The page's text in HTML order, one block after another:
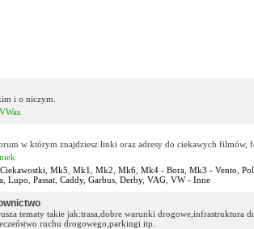
i o niczym.
w którym znajdziesz linki oraz adresy do ciekawych filmów,
Mk5 Mk1 Mk2 Mk6 Mk4 - Bora Mk3 - Vento
Lupo Passat Caddy, Garbus Derby, VAG VW - Inne
tematy takie jak:trasa,dobre warunki drogowe,infrastruktura
ruchu drogowego,parkingi itp.